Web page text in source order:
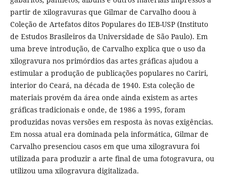
partir de xilogravuras que Gilmar de Carvalho doou à
Coleção de Artefatos ditos Populares do IEB-USP (Instituto
de Estudos Brasileiros da Universidade de São Paulo). Em
uma breve introdução, de Carvalho explica que o uso da
xilogravura nos primórdios das artes gráficas ajudou a
estimular a produção de publicações populares no Cariri,
interior do Ceará, na década de 1940. Esta coleção de
materiais provém da área onde ainda existem as artes
gráficas tradicionais e onde, de 1986 a 1995, foram
produzidas novas versões em resposta às novas exigências.
Em nossa atual era dominada pela informática, Gilmar de
Carvalho presenciou casos em que uma xilogravura foi
utilizada para produzir a arte final de uma fotogravura, ou
utilizou uma xilogravura digitalizada.